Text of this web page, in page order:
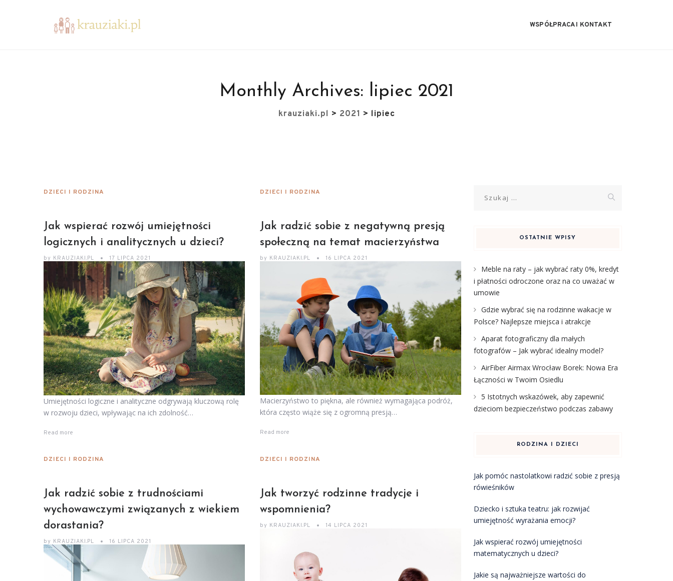
WSPÓŁPRACA I KONTAKT
Monthly Archives: lipiec 2021
krauziaki.pl > 2021 > lipiec
DZIECI I RODZINA
Jak wspierać rozwój umiejętności
logicznych i analitycznych u dzieci?
by KRAUZIAKI.PL 17 LIPCA 2021
Umiejętności logiczne i analityczne odgrywają kluczową rolę
w rozwoju dzieci, wpływając na ich zdolność…
Read more
DZIECI I RODZINA
Jak radzić sobie z negatywną presją
społeczną na temat macierzyństwa
by KRAUZIAKI.PL 16 LIPCA 2021
Macierzyństwo to piękna, ale również wymagająca podróż,
która często wiąże się z ogromną presją…
Read more
DZIECI I RODZINA
Jak radzić sobie z trudnościami
wychowawczymi związanych z wiekiem
dorastania?
by KRAUZIAKI.PL 16 LIPCA 2021
DZIECI I RODZINA
Jak tworzyć rodzinne tradycje i
wspomnienia?
by KRAUZIAKI.PL 14 LIPCA 2021
OSTATNIE WPISY
Meble na raty – jak wybrać raty 0%, kredyt
i płatności odroczone oraz na co uważać w
umowie
Gdzie wybrać się na rodzinne wakacje w
Polsce? Najlepsze miejsca i atrakcje
Aparat fotograficzny dla małych
fotografów – Jak wybrać idealny model?
AirFiber Airmax Wrocław Borek: Nowa Era
Łączności w Twoim Osiedlu
5 Istotnych wskazówek, aby zapewnić
dzieciom bezpieczeństwo podczas zabawy
RODZINA I DZIECI
Jak pomóc nastolatkowi radzić sobie z presją
rówieśników
Dziecko i sztuka teatru: jak rozwijać
umiejętność wyrażania emocji?
Jak wspierać rozwój umiejętności
matematycznych u dzieci?
Jakie są najważniejsze wartości do